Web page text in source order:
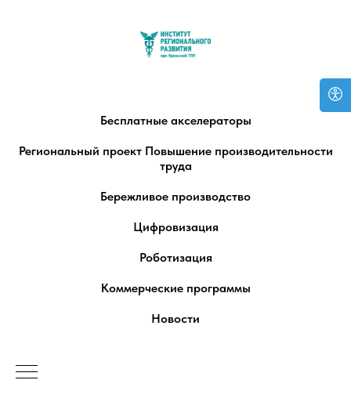
Бесплатные акселераторы
Региональный проект Повышение производительности
труда
Бережливое производство
Цифровизация
Роботизация
Коммерческие программы
Новости